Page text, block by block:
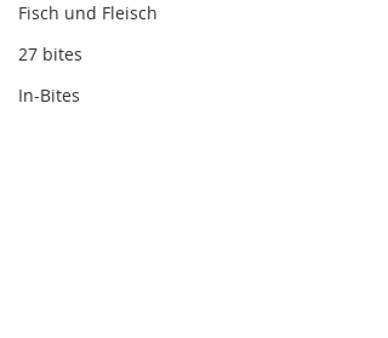
Fisch und Fleisch
27 bites
In-Bites